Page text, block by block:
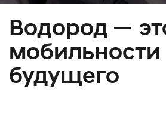
Водород —
мобильности
будущего